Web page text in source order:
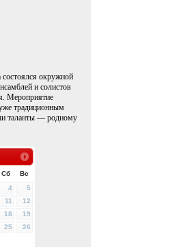
состоялся окружной
и солистов
Мероприятие
традиционным
таланты — родному
Сб
Вс
4
5
11
12
18
19
25
26